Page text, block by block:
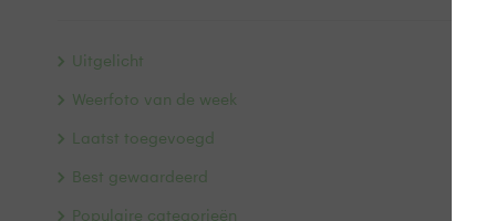
Uitgelicht
Weerfoto van de week
Laatst toegevoegd
Best gewaardeerd
Populaire categorieën